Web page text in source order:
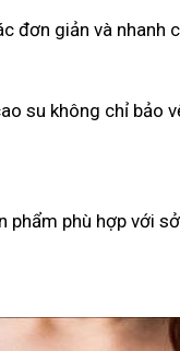
đơn giản và nhanh
su không chỉ bảo
phù hợp với